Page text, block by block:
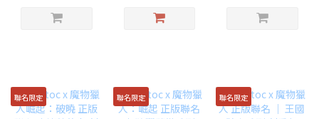
聯名限定 聯名限定 聯名限定